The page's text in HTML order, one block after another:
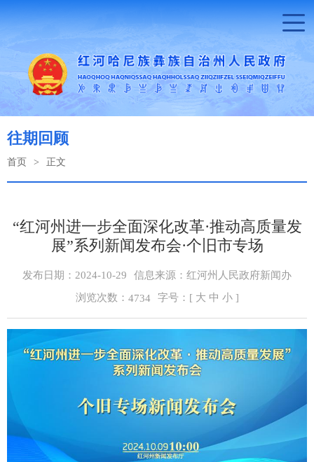
往期回顾
首页 > 正文
“红河州进一步全面深化改革·推动高质量发
展”系列新闻发布会·个旧市专场
发布日期：2024-10-29
信息来源：红河州人民政府新闻办
浏览次数： 4734 字号：[ 大 中 小]